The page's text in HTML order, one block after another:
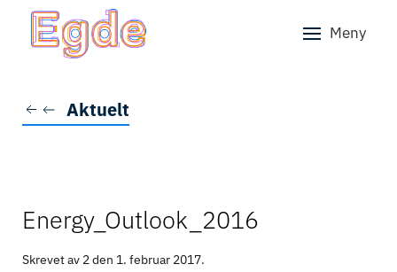
Skip to main content Meny
Aktuelt
Energy_Outlook_2016
Skrevet av 2 den 1. februar 2017.